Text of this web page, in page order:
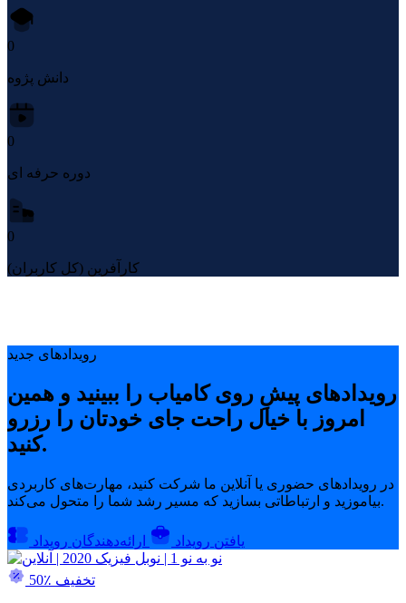
0
دانش پژوه
0
دوره حرفه ای
0
کارآفرین (کل کاربران)
رویدادهای جدید
رویدادهای پیشِ روی کامیاب را ببینید و همین
امروز با خیال راحت جای خودتان را رزرو
کنید.
در رویدادهای حضوری یا آنلاین ما شرکت کنید، مهارت‌های کاربردی
بیاموزید و ارتباطاتی بسازید که مسیر رشد شما را متحول می‌کند.
یافتن رویداد ارائه‌دهندگان رویداد
50٪ تخفیف